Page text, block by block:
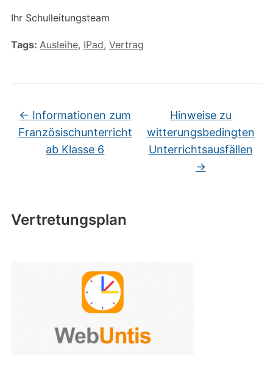
Vertretungsplan
Ihr Schulleitungsteam
Tags: Ausleihe, IPad, Vertrag
← Informationen zum
Französischunterricht
ab Klasse 6
Hinweise zu
witterungsbedingten
Unterrichtsausfällen
→